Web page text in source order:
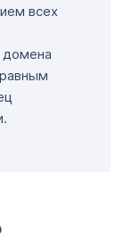
всех
домена